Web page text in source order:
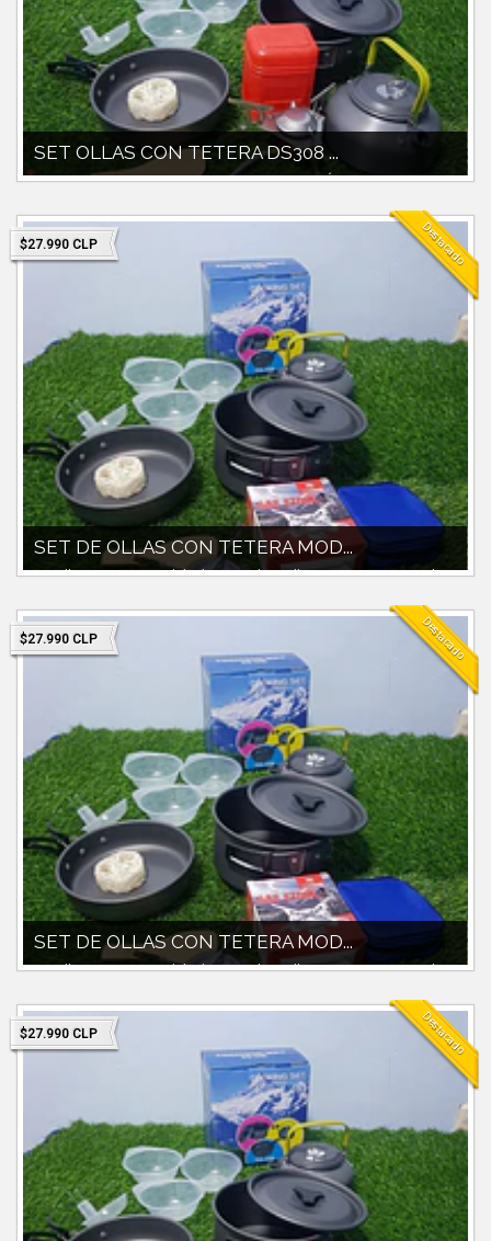
SET OLLAS CON TETERA DS308 ...
SET OLLA 1700 CC CON TAPAPAILAPOCILLOS PLÁSTICOS
$27.990 CLP Destacado
SET DE OLLAS CON TETERA MOD...
Set olla con tetera modelo ds-308Incluye olla con tapa 1700ccPaila y
$27.990 CLP Destacado
SET DE OLLAS CON TETERA MOD...
Set olla con tetera modelo ds-308Incluye olla con tapa 1700ccPaila y
$27.990 CLP Destacado